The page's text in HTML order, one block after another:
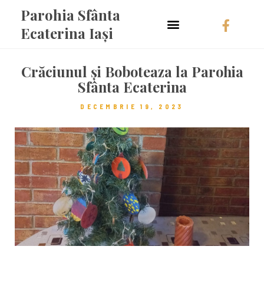
Parohia Sfânta
Ecaterina Iași
Crăciunul și Boboteaza la Parohia
Sfânta Ecaterina
DECEMBRIE 19, 2023